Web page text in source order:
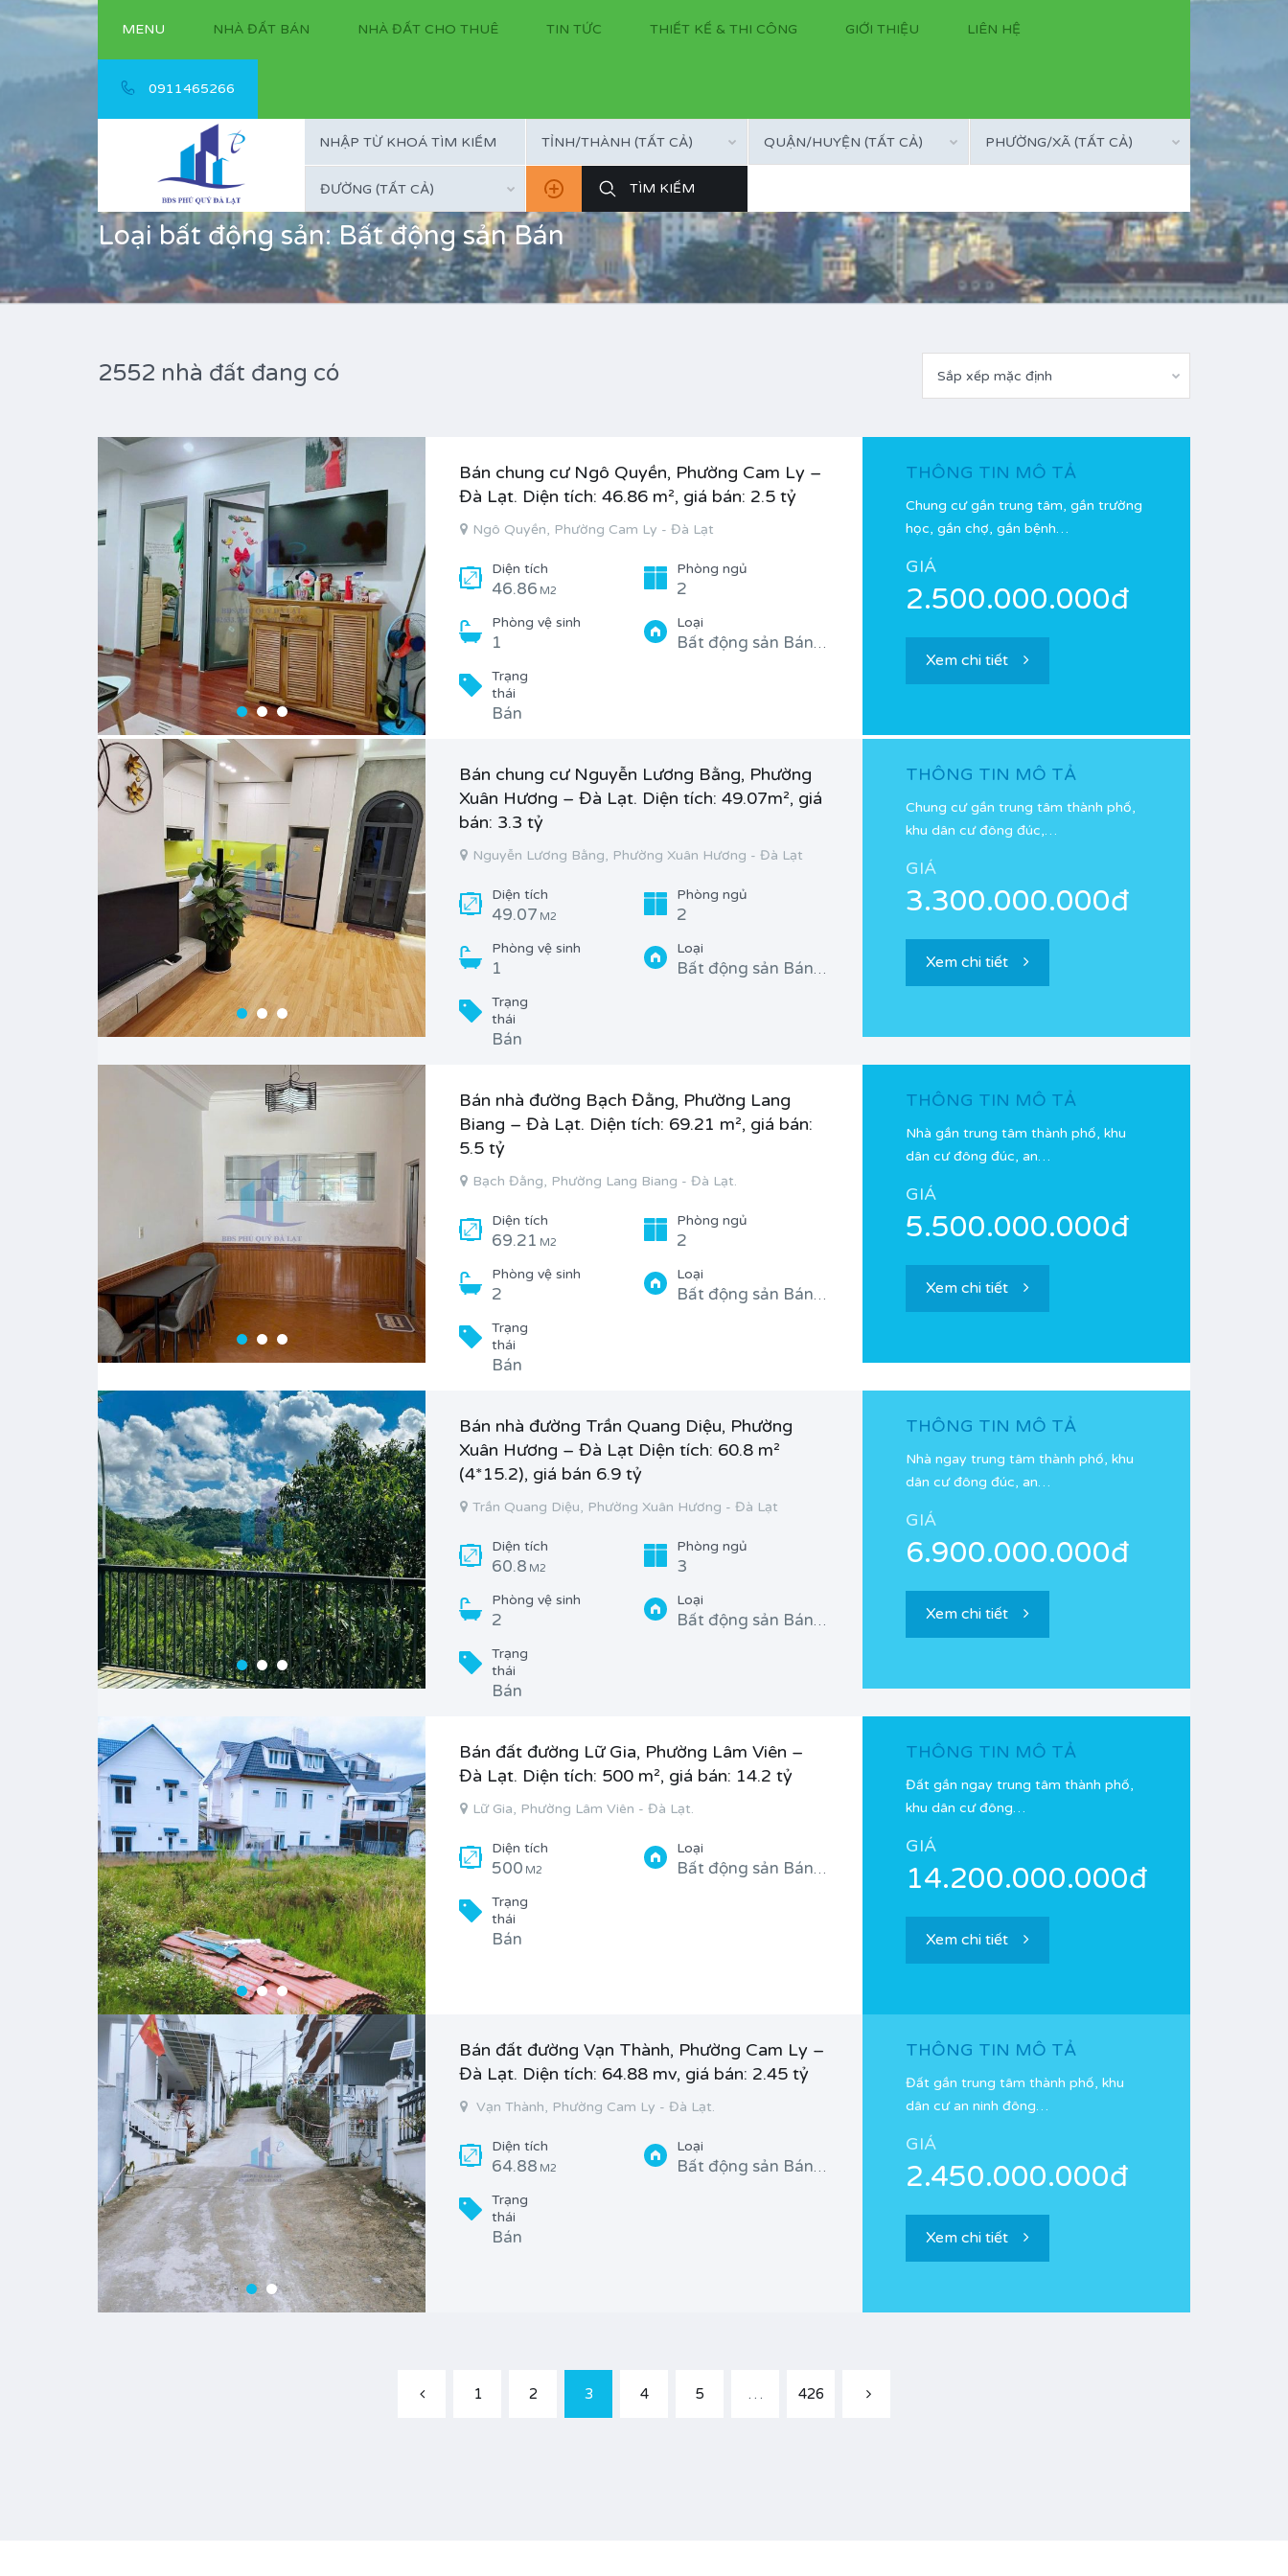
MENU NHÀ ĐẤT BÁN NHÀ ĐẤT CHO THUÊ TIN TỨC THIẾT KẾ & THI CÔNG GIỚI THIỆU LIÊN HỆ
0911465266
TỈNH/THÀNH (TẤT CẢ) QUẬN/HUYỆN (TẤT CẢ) PHƯỜNG/XÃ (TẤT CẢ)
ĐƯỜNG (TẤT CẢ)
Loại bất động sản: Bất động sản Bán
2552 nhà đất đang có Sắp xếp mặc định
Bán chung cư Ngô Quyền, Phường Cam Ly –
Đà Lạt. Diện tích: 46.86 m², giá bán: 2.5 tỷ
Ngô Quyền, Phường Cam Ly - Đà Lạt
Diện tích
46.86 M2
Phòng ngủ
2
Phòng vệ sinh
1
Loại
Bất động sản Bán, Căn hộ, chung cư
Trạng
thái
Bán
THÔNG TIN MÔ TẢ
Chung cư gần trung tâm, gần trường
học, gần chợ, gần bệnh…
GIÁ
2.500.000.000đ
Xem chi tiết
Bán chung cư Nguyễn Lương Bằng, Phường
Xuân Hương – Đà Lạt. Diện tích: 49.07m², giá
bán: 3.3 tỷ
Nguyễn Lương Bằng, Phường Xuân Hương - Đà Lạt
Diện tích
49.07 M2
Phòng ngủ
2
Phòng vệ sinh
1
Loại
Bất động sản Bán, Căn hộ, chung cư
Trạng
thái
Bán
THÔNG TIN MÔ TẢ
Chung cư gần trung tâm thành phố,
khu dân cư đông đúc,…
GIÁ
3.300.000.000đ
Xem chi tiết
Bán nhà đường Bạch Đằng, Phường Lang
Biang – Đà Lạt. Diện tích: 69.21 m², giá bán:
5.5 tỷ
Bạch Đằng, Phường Lang Biang - Đà Lạt.
Diện tích
69.21 M2
Phòng ngủ
2
Phòng vệ sinh
2
Loại
Bất động sản Bán, Nhà
Trạng
thái
Bán
THÔNG TIN MÔ TẢ
Nhà gần trung tâm thành phố, khu
dân cư đông đúc, an…
GIÁ
5.500.000.000đ
Xem chi tiết
Bán nhà đường Trần Quang Diệu, Phường
Xuân Hương – Đà Lạt Diện tích: 60.8 m²
(4*15.2), giá bán 6.9 tỷ
Trần Quang Diệu, Phường Xuân Hương - Đà Lạt
Diện tích
60.8 M2
Phòng ngủ
3
Phòng vệ sinh
2
Loại
Bất động sản Bán, Nhà
Trạng
thái
Bán
THÔNG TIN MÔ TẢ
Nhà ngay trung tâm thành phố, khu
dân cư đông đúc, an…
GIÁ
6.900.000.000đ
Xem chi tiết
Bán đất đường Lữ Gia, Phường Lâm Viên –
Đà Lạt. Diện tích: 500 m², giá bán: 14.2 tỷ
Lữ Gia, Phường Lâm Viên - Đà Lạt.
Diện tích
500 M2
Loại
Bất động sản Bán, Đất vườn
Trạng
thái
Bán
THÔNG TIN MÔ TẢ
Đất gần ngay trung tâm thành phố,
khu dân cư đông…
GIÁ
14.200.000.000đ
Xem chi tiết
Bán đất đường Vạn Thành, Phường Cam Ly –
Đà Lạt. Diện tích: 64.88 mv, giá bán: 2.45 tỷ
Vạn Thành, Phường Cam Ly - Đà Lạt.
Diện tích
64.88 M2
Loại
Bất động sản Bán, Đất ở
Trạng
thái
Bán
THÔNG TIN MÔ TẢ
Đất gần trung tâm thành phố, khu
dân cư an ninh đông…
GIÁ
2.450.000.000đ
Xem chi tiết
1 2 3 4 5 … 426